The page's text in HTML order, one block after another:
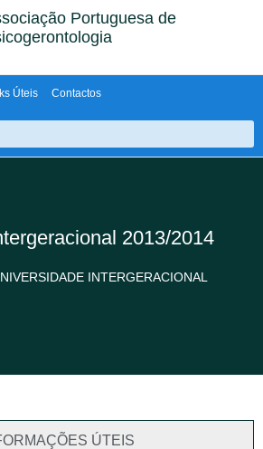
Portuguesa de
Úteis Contactos
2013/2014
INTERGERACIONAL
ÚTEIS